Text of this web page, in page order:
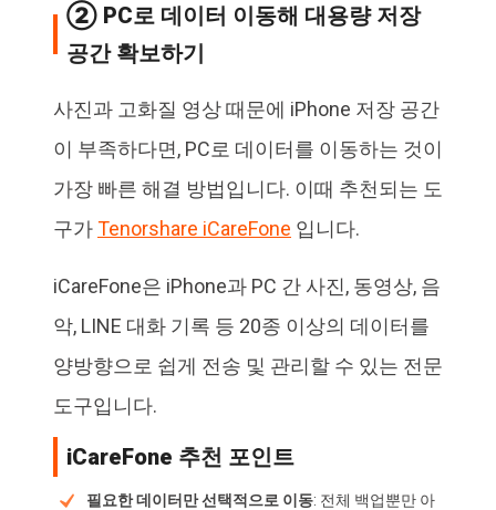
② PC로 데이터 이동해 대용량 저장
공간 확보하기
사진과 고화질 영상 때문에 iPhone 저장 공간
이 부족하다면, PC로 데이터를 이동하는 것이
가장 빠른 해결 방법입니다. 이때 추천되는 도
구가Tenorshare iCareFone 입니다.
iCareFone은 iPhone과 PC 간 사진, 동영상, 음
악, LINE 대화 기록 등 20종 이상의 데이터를
양방향으로 쉽게 전송 및 관리할 수 있는 전문
도구입니다.
iCareFone 추천 포인트
필요한 데이터만 선택적으로 이동: 전체 백업뿐만 아